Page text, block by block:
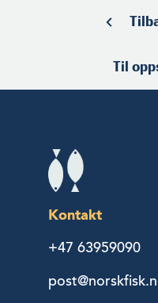
Til
Kontakt
+47 63959090